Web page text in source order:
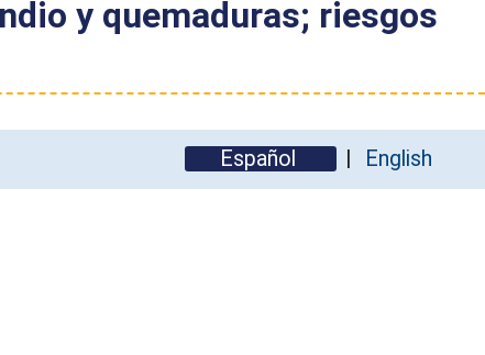
y quemaduras; riesgos
Español English